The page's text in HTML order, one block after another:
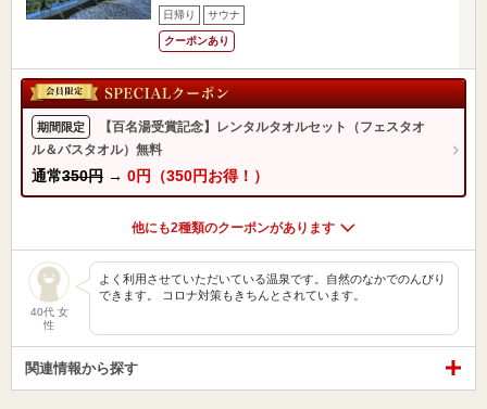
日帰り サウナ
クーポンあり
期間限定
【百名湯受賞記念】レンタルタオルセット（フェスタオ
ル＆バスタオル）無料
通常350円 → 0円（350円お得！）
他にも2種類のクーポンがあります
40代 女
性
よく利用させていただいている温泉です。自然のなかでのんびり
できます。 コロナ対策もきちんとされています。
関連情報から探す